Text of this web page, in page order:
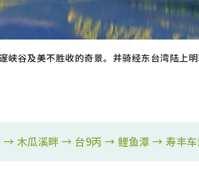
峡谷及美不胜收的奇景。并骑经东台湾陆上
木瓜溪畔 → 台9丙 → 鲤鱼潭 → 寿丰车